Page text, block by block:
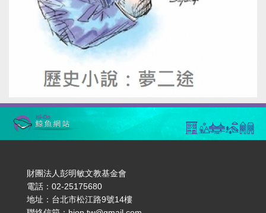
財團法人彭明敏文教基金會
電話：02-25175680
地址：台北市松江路9號14樓